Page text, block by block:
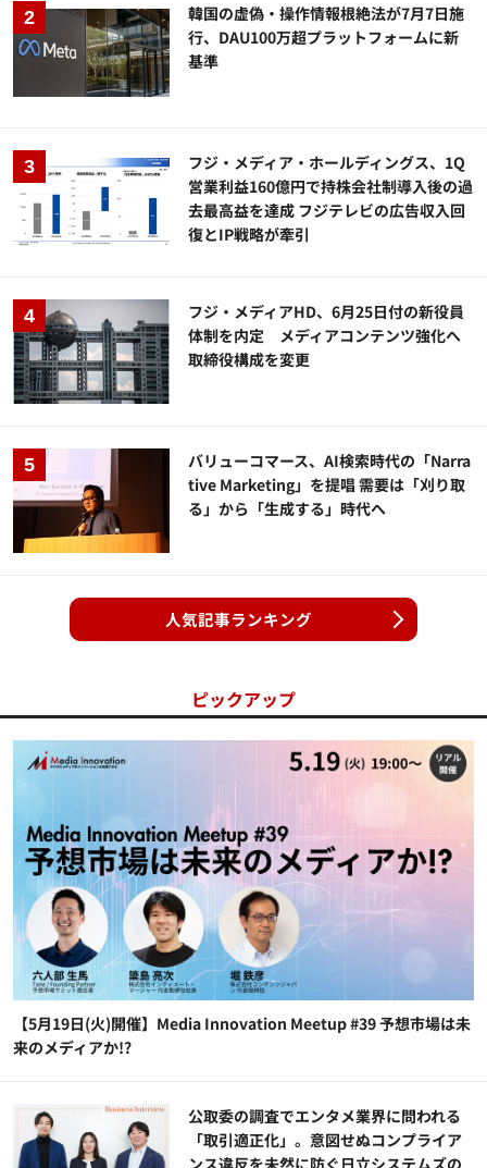
韓国の虚偽・操作情報根絶法が7月7日施
行、DAU100万超プラットフォームに新
基準
フジ・メディア・ホールディングス、1Q
営業利益160億円で持株会社制導入後の過
去最高益を達成 フジテレビの広告収入回
復とIP戦略が牽引
フジ・メディアHD、6月25日付の新役員
体制を内定 メディアコンテンツ強化へ
取締役構成を変更
バリューコマース、AI検索時代の「Narra
tive Marketing」を提唱 需要は「刈り取
る」から「生成する」時代へ
人気記事ランキング
ピックアップ
【5月19日(火)開催】Media Innovation Meetup #39 予想市場は未
来のメディアか!?
公​​取委の調査でエンタメ業界に問われる
「取引適正化」。意図せぬコンプライア
ンス違反を未然に防ぐ日立システムズの